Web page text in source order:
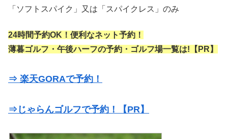
「ソフトスパイク」又は「スパイクレス」のみ
24時間予約OK！便利なネット予約！
薄暮ゴルフ・午後ハーフの予約・ゴルフ場一覧は!【PR】
⇒ 楽天GORAで予約！
⇒じゃらんゴルフで予約！【PR】